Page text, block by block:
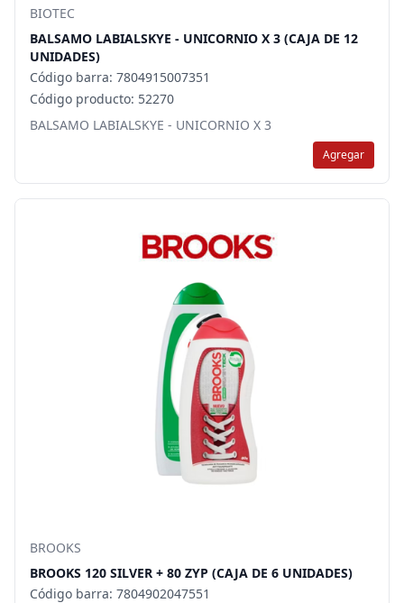
BIOTEC
BALSAMO LABIALSKYE - UNICORNIO X 3 (CAJA DE 12
UNIDADES)
Código barra: 7804915007351
Código producto: 52270
BALSAMO LABIALSKYE - UNICORNIO X 3
Agregar
BROOKS
BROOKS 120 SILVER + 80 ZYP (CAJA DE 6 UNIDADES)
Código barra: 7804902047551